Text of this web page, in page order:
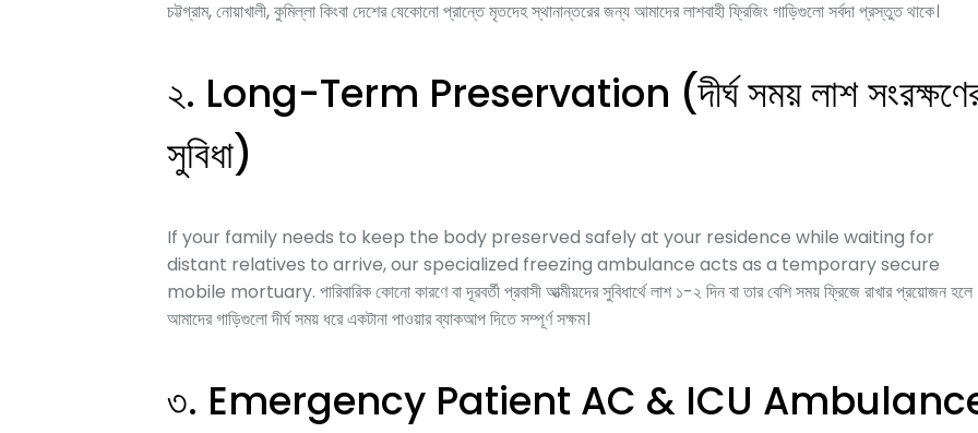
চট্টগ্রাম, নোয়াখালী, কুমিল্লা কিংবা দেশের যেকোনো প্রান্তে মৃতদেহ স্থানান্তরের জন্য আমাদের লাশবাহী ফ্রিজিং গাড়িগুলো সর্বদা প্রস্তুত থাকে।
২. Long-Term Preservation (দীর্ঘ সময় লাশ
সুবিধা)
If your family needs to keep the body preserved safely at your residence while waiting for
distant relatives to arrive, our specialized freezing ambulance acts as a temporary secure
mobile mortuary. পারিবারিক কোনো কারণে বা দূরবর্তী প্রবাসী আত্মীয়দের সুবিধার্থে লাশ ১-২ দিন বা তার বেশি সময় ফ্রিজে রাখার প্রয়োজন হলে
আমাদের গাড়িগুলো দীর্ঘ সময় ধরে একটানা পাওয়ার ব্যাকআপ দিতে সম্পূর্ণ সক্ষম।
৩. Emergency Patient AC & ICU